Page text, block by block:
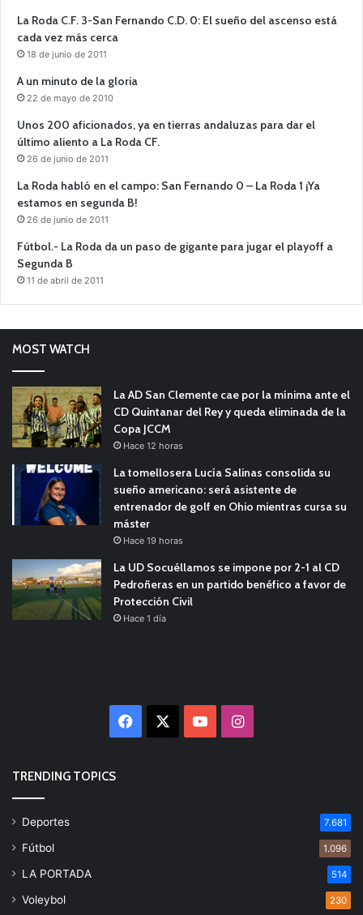
La Roda C.F. 3-San Fernando C.D. 0: El sueño del ascenso está
cada vez más cerca
18 de junio de 2011
A un minuto de la gloria
22 de mayo de 2010
Unos 200 aficionados, ya en tierras andaluzas para dar el
último aliento a La Roda CF.
26 de junio de 2011
La Roda habló en el campo: San Fernando 0 – La Roda 1 ¡Ya
estamos en segunda B!
26 de junio de 2011
Fútbol.- La Roda da un paso de gigante para jugar el playoff a
Segunda B
11 de abril de 2011
MOST WATCH
La AD San Clemente cae por la mínima ante el
CD Quintanar del Rey y queda eliminada de la
Copa JCCM
Hace 12 horas
La tomellosera Lucía Salinas consolida su
sueño americano: será asistente de
entrenador de golf en Ohio mientras cursa su
máster
Hace 19 horas
La UD Socuéllamos se impone por 2-1 al CD
Pedroñeras en un partido benéfico a favor de
Protección Civil
Hace 1 día
Facebook YouTubeInstagram
TRENDING TOPICS
Deportes 7.681
Fútbol 1.096
LA PORTADA 514
Voleybol 230